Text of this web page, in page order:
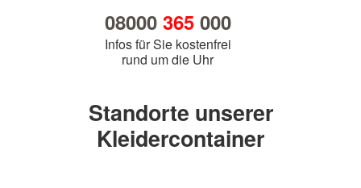
08000 365000
Infos für Sie kostenfrei
rund um die Uhr
Standorte unserer
Kleidercontainer